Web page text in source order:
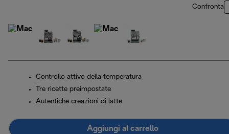
Confronta
Controllo attivo della temperatura
Tre ricette preimpostate
Autentiche creazioni di latte
Aggiungi al carrello